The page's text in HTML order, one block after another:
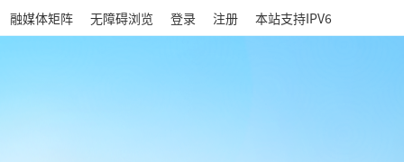
融媒体矩阵 无障碍浏览 登录 注册 本站支持IPV6